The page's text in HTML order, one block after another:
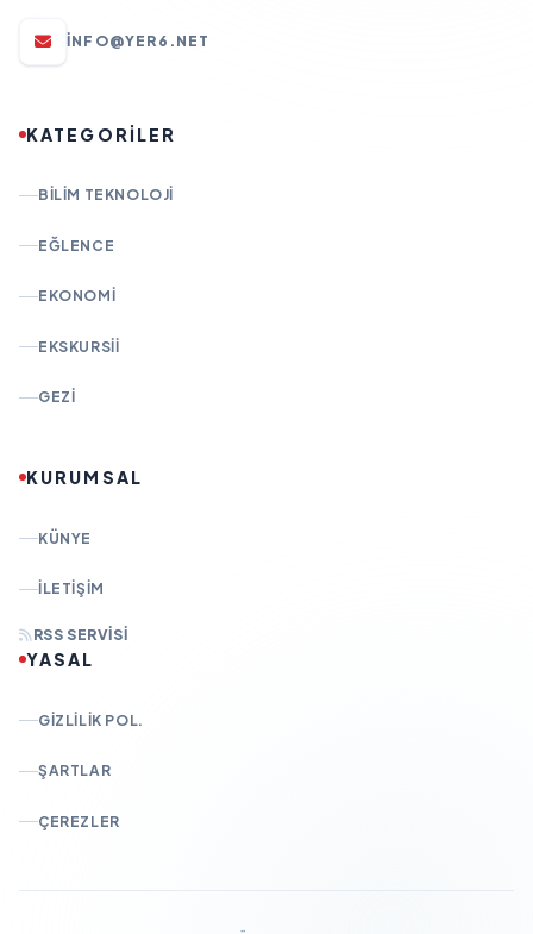
INFO@YER6.NET
KATEGORİLER
BILIM TEKNOLOJI
EĞLENCE
EKONOMI
EKSKURSII
GEZI
KURUMSAL
KÜNYE
İLETIŞIM
RSS SERVISI
YASAL
GIZLILIK POL.
ŞARTLAR
ÇEREZLER